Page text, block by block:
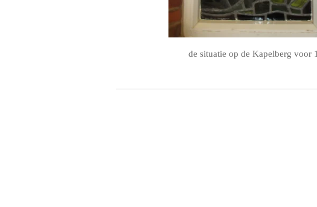
de situatie op de Kapelberg voor